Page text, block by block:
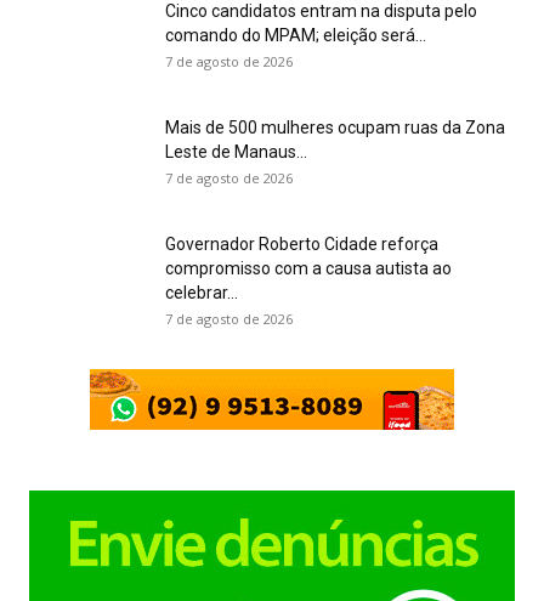
Cinco candidatos entram na disputa pelo
comando do MPAM; eleição será...
7 de agosto de 2026
Mais de 500 mulheres ocupam ruas da Zona
Leste de Manaus...
7 de agosto de 2026
Governador Roberto Cidade reforça
compromisso com a causa autista ao
celebrar...
7 de agosto de 2026